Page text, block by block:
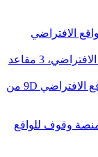
الافتراضي
3 مقاعد
محاكي الطيران الأصلي بتقنية الواقع الافتراضي 9D من
وقوف للواقع